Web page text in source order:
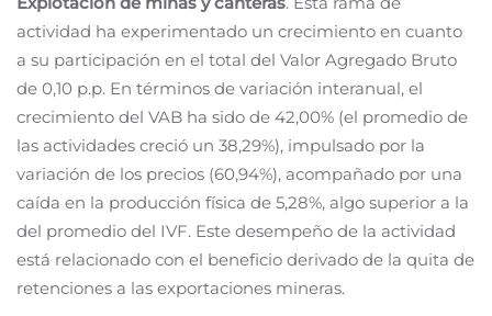
actividad ha experimentado un crecimiento en cuanto
a su participación en el total del Valor Agregado Bruto
de 0,10 p.p. En términos de variación interanual, el
crecimiento del VAB ha sido de 42,00% (el promedio de
las actividades creció un 38,29%), impulsado por la
variación de los precios (60,94%), acompañado por una
caída en la producción física de 5,28%, algo superior a la
del promedio del IVF. Este desempeño de la actividad
está relacionado con el beneficio derivado de la quita de
retenciones a las exportaciones mineras.